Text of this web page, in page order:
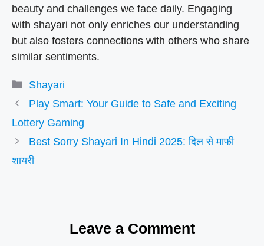
beauty and challenges we face daily. Engaging
with shayari not only enriches our understanding
but also fosters connections with others who share
similar sentiments.
Categories
Shayari
Play Smart: Your Guide to Safe and Exciting
Lottery Gaming
Best Sorry Shayari In Hindi 2025: दिल से माफी
शायरी
Leave a Comment